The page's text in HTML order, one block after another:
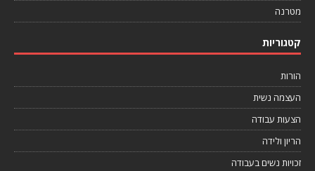
מטרנה
קטגוריות
הורות
העצמה נשית
הצעות עבודה
הריון ולידה
זכויות נשים בעבודה